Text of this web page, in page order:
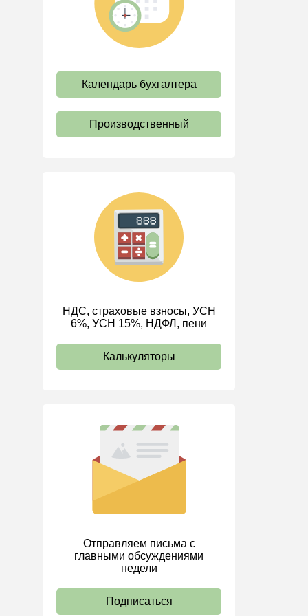
труда
Отпуск и время отдыха
Ответственность и
взыскания
Пенсии
должностные инструкции
Трудовые книжки
Кадровые документы и
образцы
Персональные данные
ИП
Календарь бухгалтера
Производственный
НДС, страховые взносы, УСН
6%, УСН 15%, НДФЛ, пени
Калькуляторы
Отправляем письма с
главными обсуждениями
недели
Подписаться